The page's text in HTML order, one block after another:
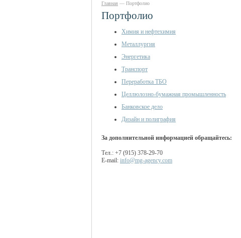
Главная — Портфолио
Портфолио
Химия и нефтехимия
Металлургия
Энергетика
Транспорт
Переработка ТБО
Целлюлозно-бумажная промышленность
Банковское дело
Дизайн и полиграфия
За дополнительной информацией обращайтесь:
Тел.: +7 (915) 378-29-70
E-mail: info@mg-agency.com